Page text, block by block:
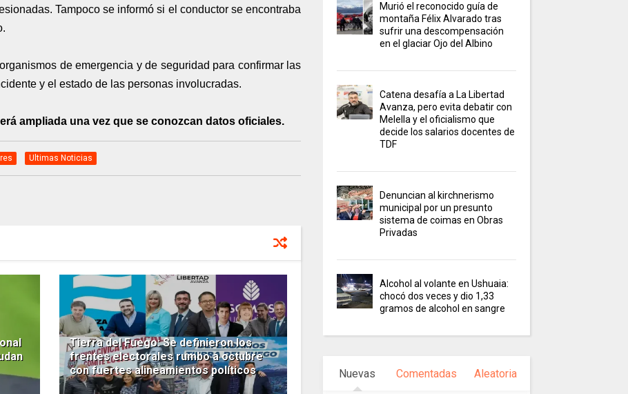
Tampoco se informó si el conductor se encontraba
de emergencia y de seguridad para confirmar las
y el estado de las personas involucradas.
ampliada una vez que se conozcan datos oficiales.
Ultimas Noticias
Tierra del Fuego: Se definieron los
frentes electorales rumbo a octubre
con fuertes alineamientos políticos
Murió el reconocido guía de
montaña Félix Alvarado tras
sufrir una descompensación
en el glaciar Ojo del Albino
Catena desafía a La Libertad
Avanza, pero evita debatir con
Melella y el oficialismo que
decide los salarios docentes de
TDF
Denuncian al kirchnerismo
municipal por un presunto
sistema de coimas en Obras
Privadas
Alcohol al volante en Ushuaia:
chocó dos veces y dio 1,33
gramos de alcohol en sangre
Nuevas Comentadas Aleatoria